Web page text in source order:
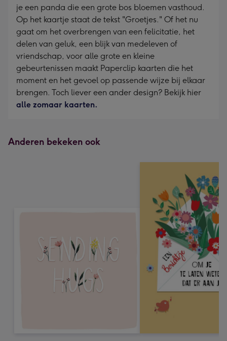
je een panda die een grote bos bloemen vasthoud.
Op het kaartje staat de tekst "Groetjes." Of het nu
gaat om het overbrengen van een felicitatie, het
delen van geluk, een blijk van medeleven of
vriendschap, voor alle grote en kleine
gebeurtenissen maakt Paperclip kaarten die het
moment en het gevoel op passende wijze bij elkaar
brengen. Toch liever een ander design? Bekijk hier
alle zomaar kaarten.
Anderen bekeken ook